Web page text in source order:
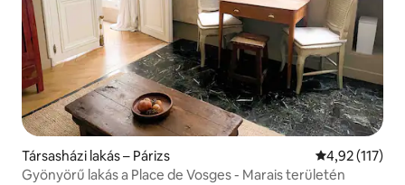
Társasházi lakás – Párizs Átlagos
4,92 (117)
Gyönyörű lakás a Place de Vosges - Marais területén